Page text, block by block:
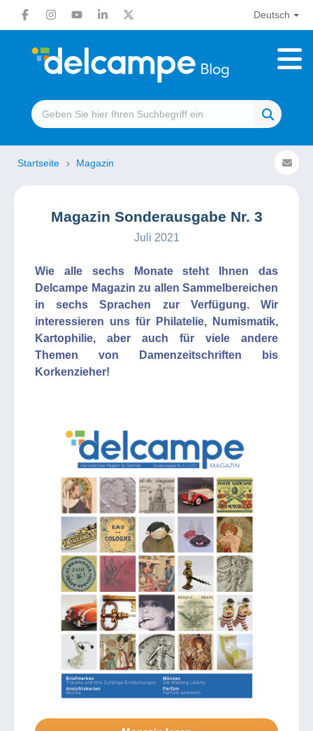
Deutsch
Startseite Magazin
Magazin Sonderausgabe Nr. 3
Juli 2021
Wie alle sechs Monate steht Ihnen das
Delcampe Magazin zu allen Sammelbereichen
in sechs Sprachen zur Verfügung. Wir
interessieren uns für Philatelie, Numismatik,
Kartophilie, aber auch für viele andere
Themen von Damenzeitschriften bis
Korkenzieher!